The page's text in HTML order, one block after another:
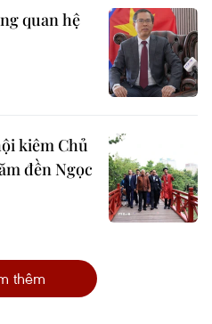
quan hệ
kiêm Chủ
đền Ngọc
thêm